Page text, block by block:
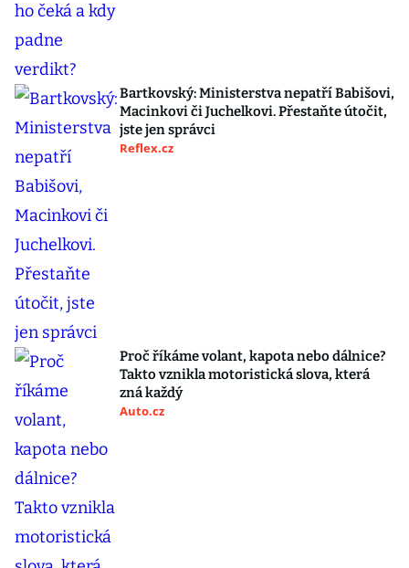
Bartkovský: Ministerstva nepatří Babišovi,
Macinkovi či Juchelkovi. Přestaňte útočit,
jste jen správci
Reflex.cz
Proč říkáme volant, kapota nebo dálnice?
Takto vznikla motoristická slova, která
zná každý
Auto.cz